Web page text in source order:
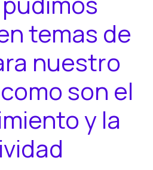
temas de
nuestro
son el
y la